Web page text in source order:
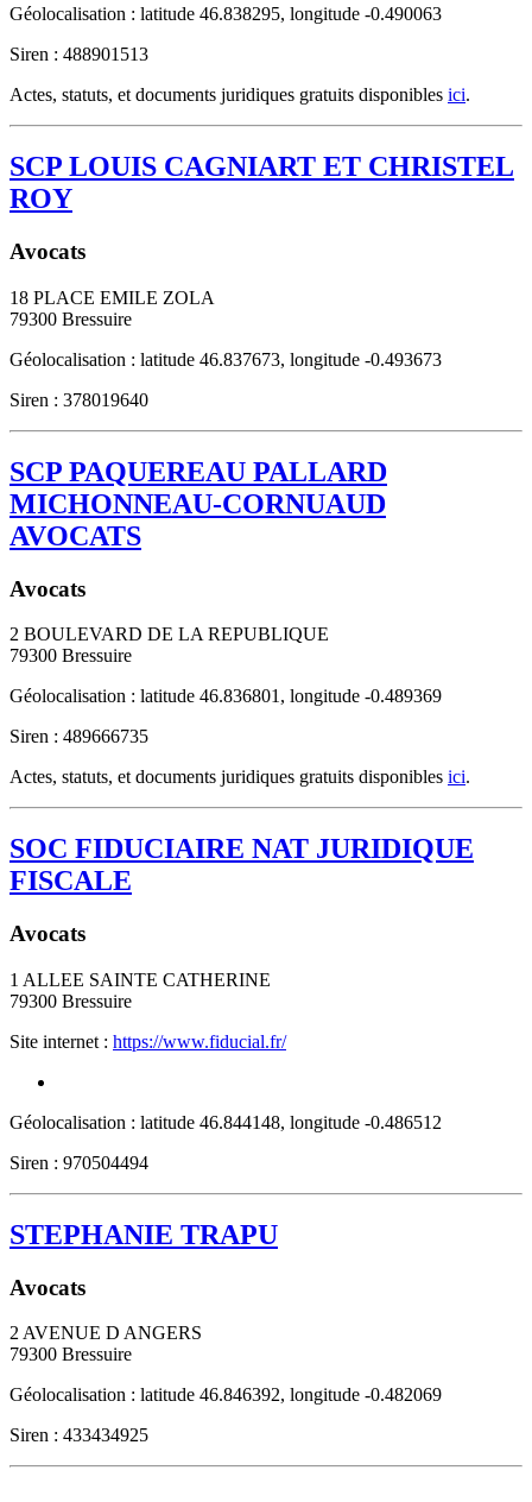
Géolocalisation : latitude 46.838295, longitude -0.490063
Siren : 488901513
Actes, statuts, et documents juridiques gratuits disponibles ici.
SCP LOUIS CAGNIART ET CHRISTEL
ROY
Avocats
18 PLACE EMILE ZOLA
79300 Bressuire
Géolocalisation : latitude 46.837673, longitude -0.493673
Siren : 378019640
SCP PAQUEREAU PALLARD
MICHONNEAU-CORNUAUD
AVOCATS
Avocats
2 BOULEVARD DE LA REPUBLIQUE
79300 Bressuire
Géolocalisation : latitude 46.836801, longitude -0.489369
Siren : 489666735
Actes, statuts, et documents juridiques gratuits disponibles ici.
SOC FIDUCIAIRE NAT JURIDIQUE
FISCALE
Avocats
1 ALLEE SAINTE CATHERINE
79300 Bressuire
Site internet : https://www.fiducial.fr/
Géolocalisation : latitude 46.844148, longitude -0.486512
Siren : 970504494
STEPHANIE TRAPU
Avocats
2 AVENUE D ANGERS
79300 Bressuire
Géolocalisation : latitude 46.846392, longitude -0.482069
Siren : 433434925